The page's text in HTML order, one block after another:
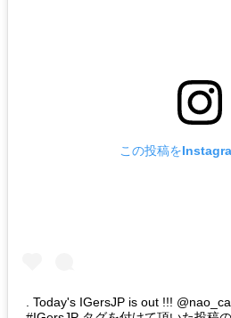
この投稿を
. Today's IGersJP is out !!!